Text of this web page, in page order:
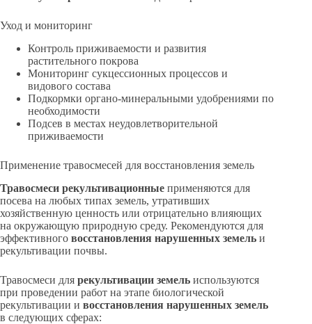
Уход и мониторинг
Контроль приживаемости и развития
растительного покрова
Мониторинг сукцессионных процессов и
видового состава
Подкормки органо-минеральными удобрениями по
необходимости
Подсев в местах неудовлетворительной
приживаемости
Применение травосмесей для восстановления земель
Травосмеси рекультивационные применяются для
посева на любых типах земель, утративших
хозяйственную ценность или отрицательно влияющих
на окружающую природную среду. Рекомендуются для
эффективного восстановления нарушенных земель и
рекультивации почвы.
Травосмеси для рекультивации земель используются
при проведении работ на этапе биологической
рекультивации и восстановления нарушенных земель
в следующих сферах: